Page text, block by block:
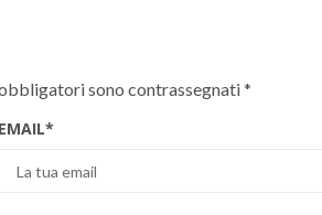
sono contrassegnati*
EMAIL*